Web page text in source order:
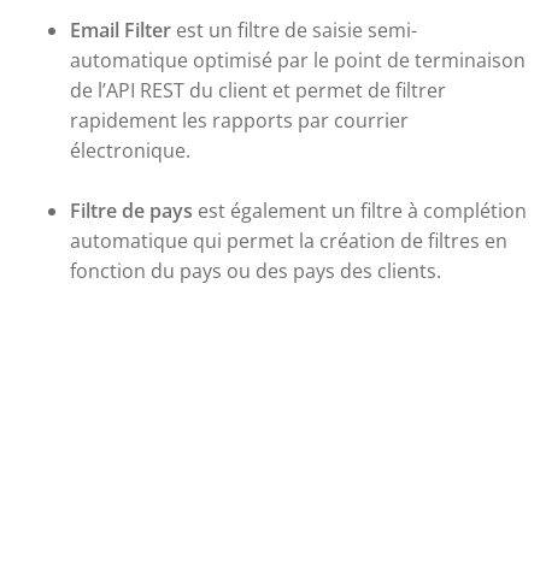
Email Filter est un filtre de saisie semi-
automatique optimisé par le point de terminaison
de l’API REST du client et permet de filtrer
rapidement les rapports par courrier
électronique.
Filtre de pays est également un filtre à complétion
automatique qui permet la création de filtres en
fonction du pays ou des pays des clients.